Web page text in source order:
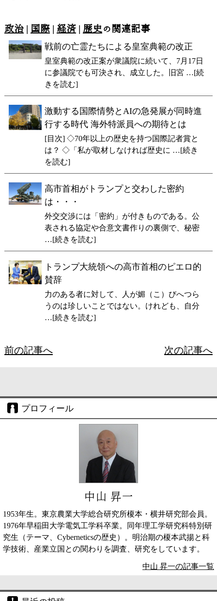
政治| 国際| 経済| 歴史の関連記事
戦前の亡霊たちによる皇室典範の改正
皇室典範の改正案が衆議院に続いて、7月17日
に参議院でも可決され、成立した。旧宮 …[続
きを読む]
激動する国際情勢とAIの急発展が同時進
行する時代 海外特派員への期待とは
[目次] ◇70年以上の歴史を持つ国際記者賞と
は？ ◇「私が取材しなければ歴史に …[続き
を読む]
高市首相がトランプと交わした密約
は・・・
外交交渉には「密約」が付きものである。公
表される協定や合意文書作りの裏側で、秘密
…[続きを読む]
トランプ大統領への高市首相のピエロ的
賛辞
力のある者に対して、人が媚（こ）びへつら
うのは珍しいことではない。けれども、自分
…[続きを読む]
前の記事へ 次の記事へ
プロフィール
中山 昇一
1953年生。東京農業大学総合研究所榎本・横井研究部会員。
1976年早稲田大学電気工学科卒業。同年理工学研究科特別研
究生（テーマ、Cyberneticsの歴史）。明治期の榎本武揚と科
学技術、産業立国との関わりを調査、研究をしています。
中山 昇一の記事一覧